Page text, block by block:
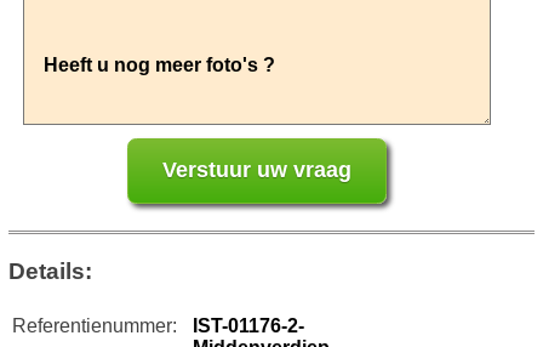
Details:
Referentienummer:
IST-01176-2-